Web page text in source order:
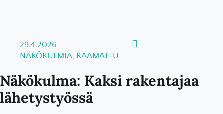
29.4.2026
NÄKÖKULMIA, RAAMATTU
Näkökulma: Kaksi rakentajaa
lähetystyössä